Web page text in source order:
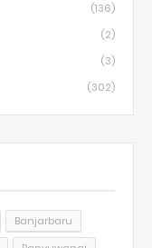
(136)
(2)
(3)
(302)
Banjarbaru